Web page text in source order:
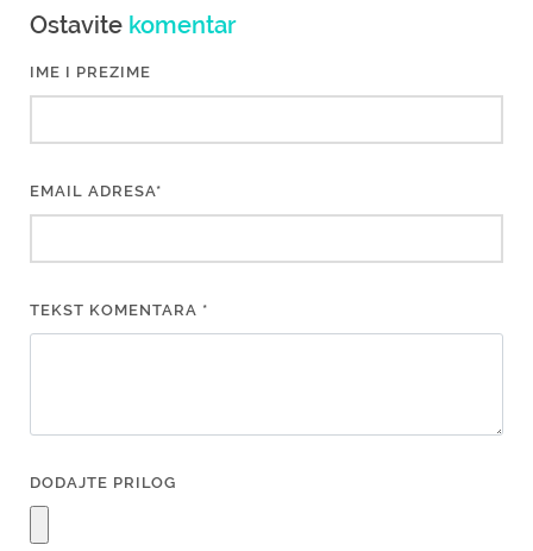
Ostavite komentar
IME I PREZIME
EMAIL ADRESA*
TEKST KOMENTARA *
DODAJTE PRILOG